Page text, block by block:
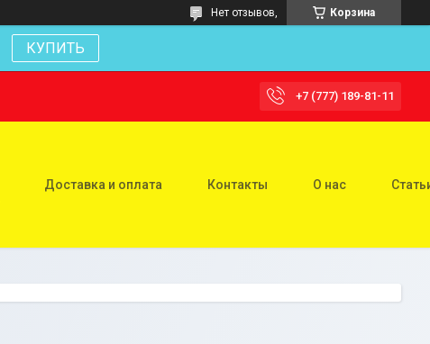
Корзина
Нет отзывов,
КУПИТЬ
+7 (777) 189-81-11
Доставка и оплата Контакты О нас